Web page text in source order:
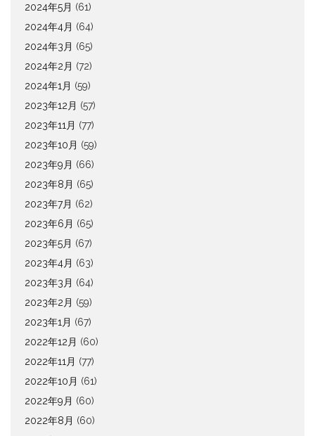
2024年5月 (61)
2024年4月 (64)
2024年3月 (65)
2024年2月 (72)
2024年1月 (59)
2023年12月 (57)
2023年11月 (77)
2023年10月 (59)
2023年9月 (66)
2023年8月 (65)
2023年7月 (62)
2023年6月 (65)
2023年5月 (67)
2023年4月 (63)
2023年3月 (64)
2023年2月 (59)
2023年1月 (67)
2022年12月 (60)
2022年11月 (77)
2022年10月 (61)
2022年9月 (60)
2022年8月 (60)